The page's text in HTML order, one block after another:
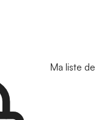
Ma liste de